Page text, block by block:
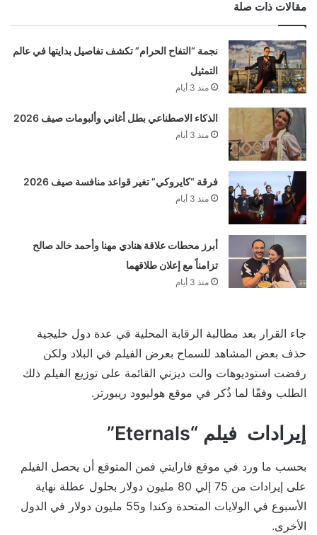
مقالات ذات صلة
نجمة “التفاح الحرام” تكشف تفاصيل بدايتها في عالم
التمثيل
منذ 3 أيام
الذكاء الاصطناعي بطل أغاني وألبومات صيف 2026
منذ 3 أيام
فرقة “كايروكي” تغير قواعد منافسة صيف 2026
منذ 3 أيام
أبرز محطات علاقة هنادي مهنا وأحمد خالد صالح
تزامناً مع إعلان طلاقهما
منذ 3 أيام
جاء القرار بعد مطالبة الرقابة المحلية في عدة دول خليجية
حذف بعض المشاهد للسماح بعرض الفيلم في البلاد ولكن
رفضت استوديوهات والت ديزني القائمة على توزيع الفيلم ذلك
الطلب وفقًا لما ذُكر في موقع هوليوود ريبورتر.
إيرادات فيلم “Eternals”
بحسب ما ورد في موقع فارايتي فمن المتوقع أن يحصل الفيلم
على إيرادات من 75 إلي 80 مليون دولار بحلول عطلة نهاية
الأسبوع في الولايات المتحدة وكندا و55 مليون دولار في الدول
الأخرى.